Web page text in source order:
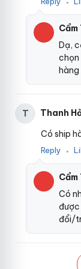
Thông tin
Loveaider
Mã sản phẩm:
Tính năng: Kích
Chất liệu: Nhựa
silicon cao cấp
Kích thước: Dài
Trọng lượng:
Năng lượng: 2
giao
●
Cẩm
Dạ,
chọn
T
Thanh
Có ship
Reply ●
Cẩm
Có
được
đổi/